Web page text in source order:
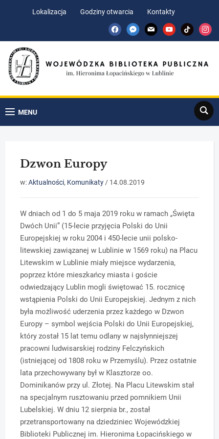
Lokalizacja Godziny otwarcia
Kontakty
facebookmessenger
mail youtubetiktok
MENU
Search
Dzwon Europy
w:Aktualności, Komunikaty / 14.08.2019
W dniach od 1 do 5 maja 2019 roku w ramach „Święta
Dwóch Unii” (15-lecie przyjęcia Polski do Unii
Europejskiej w roku 2004 i 450-lecie unii polsko-
litewskiej zawiązanej w Lublinie w 1569 roku) na Placu
Litewskim w Lublinie miały miejsce wydarzenia,
poprzez które mieszkańcy miasta i goście
odwiedzający Lublin mogli świętować 15. rocznicę
wstąpienia Polski do Unii Europejskiej. Jednym z nich
była możliwość uderzenia przez każdego w Dzwon
Europy – symbol wejścia Polski do Unii Europejskiej,
który został 15 lat temu odlany w najsłynniejszej
pracowni ludwisarskiej rodziny Felczyńskich
(istniejącej od 1808 roku w Przemyślu). Przez ostatnie
lata przechowywany był w Klasztorze oo.
Dominikanów przy ul. Złotej. Na Placu Litewskim stał
na specjalnym rusztowaniu przed pomnikiem Unii
Lubelskiej. W dniu 12 sierpnia br., został
przetransportowany na dziedziniec Wojewódzkiej
Biblioteki Publicznej im. Hieronima Łopacińskiego w